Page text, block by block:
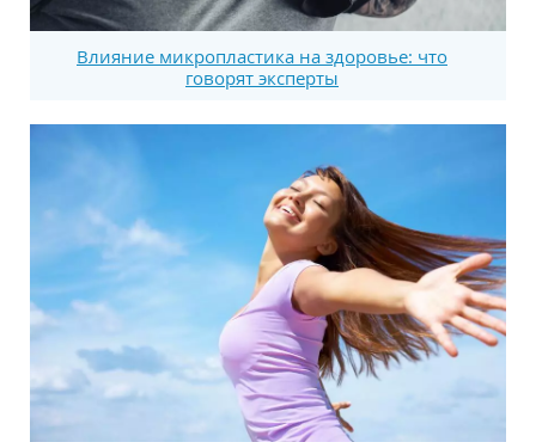
Влияние микропластика на здоровье: что
говорят эксперты